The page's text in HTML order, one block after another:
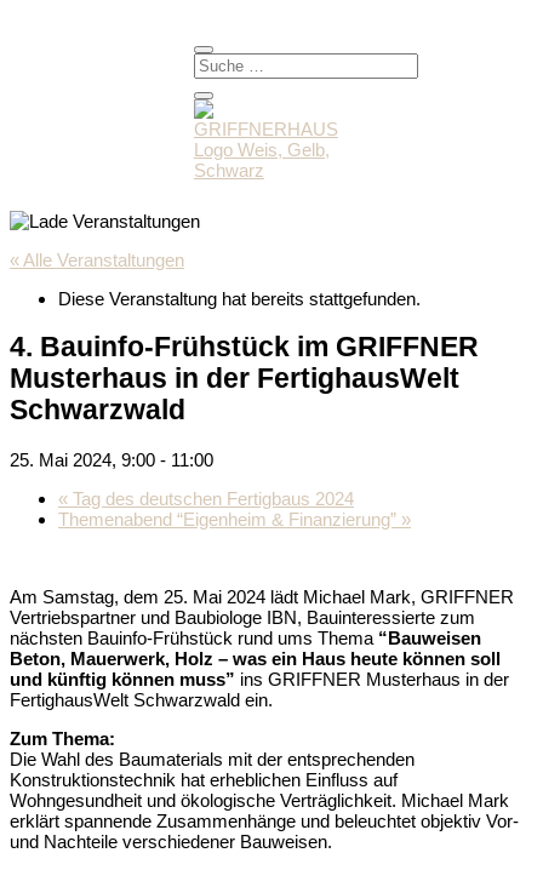
« Alle Veranstaltungen
Diese Veranstaltung hat bereits stattgefunden.
4. Bauinfo-Frühstück im GRIFFNER
Musterhaus in der FertighausWelt
Schwarzwald
25. Mai 2024, 9:00 - 11:00
« Tag des deutschen Fertigbaus 2024
Themenabend “Eigenheim & Finanzierung” »
Am Samstag, dem 25. Mai 2024 lädt Michael Mark, GRIFFNER
Vertriebspartner und Baubiologe IBN, Bauinteressierte zum
nächsten Bauinfo-Frühstück rund ums Thema “Bauweisen
Beton, Mauerwerk, Holz – was ein Haus heute können soll
und künftig können muss” ins GRIFFNER Musterhaus in der
FertighausWelt Schwarzwald ein.
Zum Thema:
Die Wahl des Baumaterials mit der entsprechenden
Konstruktionstechnik hat erheblichen Einfluss auf
Wohngesundheit und ökologische Verträglichkeit. Michael Mark
erklärt spannende Zusammenhänge und beleuchtet objektiv Vor-
und Nachteile verschiedener Bauweisen.